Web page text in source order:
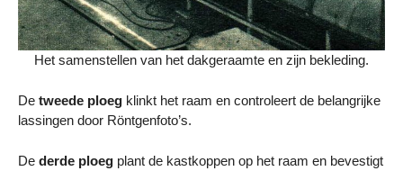
Het samenstellen van het dakgeraamte en zijn bekleding.
De tweede ploeg klinkt het raam en controleert de belangrijke
lassingen door Röntgenfoto’s.
De derde ploeg plant de kastkoppen op het raam en bevestigt